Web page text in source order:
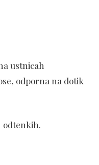
ustnicah
odporna na dotik
odtenkih.